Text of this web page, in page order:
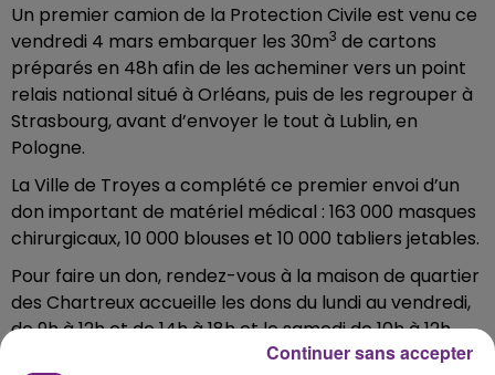
Un premier camion de la Protection Civile est venu ce
vendredi 4 mars embarquer les 30m3 de cartons
préparés en 48h afin de les acheminer vers un point
relais national situé à Orléans, puis de les regrouper à
Strasbourg, avant d’envoyer le tout à Lublin, en
Pologne.
La Ville de Troyes a complété ce premier envoi d’un
don important de matériel médical : 163 000 masques
chirurgicaux, 10 000 blouses et 10 000 tabliers jetables.
Pour faire un don, rendez-vous à la maison de quartier
des Chartreux accueille les dons du lundi au vendredi,
de 9h à 12h et de 14h à 18h et le samedi de 10h à 12h.
Continuer sans accepter